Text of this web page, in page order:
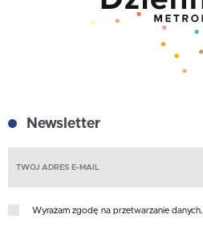
Newsletter
Wyrażam zgodę na przetwarzanie danych.